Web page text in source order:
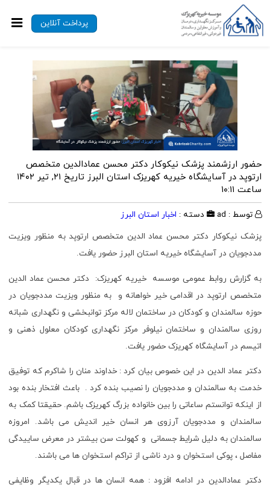
پرداخت آنلاین
حضور ارزشمند پزشک نیکوکار دکتر محسن عمادالدین متخصص
ارتوپد در آسایشگاه خیریه کهریزک استان البرز
تاریخ ۲۱, تیر ۱۴۰۲
ساعت ۱۰:۱۱
توسط : ad دسته : اخبار استان البرز
پزشک نیکوکار دکتر محسن عماد الدین متخصص ارتوپد به منظور ویزیت
مددجویان در آسایشگاه خیریه استان البرز حضور یافت.
به گزارش روابط عمومی موسسه خیریه کهریزک: دکتر محسن عماد الدین
متخصص ارتوپد در اقدامی خیر خواهانه و به منظور ویزیت مددجویان در
حوزه سالمندان و کودکان در ساختمان لاله مرکز توانبخشی و نگهداری شبانه
روزی سالمندان و ساختمان نیلوفر مرکز نگهداری کودکان معلول ذهنی و
اتیسم در آسایشگاه کهریزک حضور یافت.
دکتر عماد الدین در این خصوص بیان کرد : خداوند منان را شاکرم که توفیق
خدمت به سالمندان و مددجویان را نصیب بنده کرد . باعث افتخار بنده بود
از اینکه توانستم ساعاتی را بین خانواده بزرگ کهریزک باشم. حقیقتا کمک به
سالمندان و مددجویان آرزوی هر انسان خیر اندیش می باشد. امروزه
سالمندان به دلیل شرایط جسمانی و کهولت سن بیشتر در معرض ساییدگی
مفاصل ، پوکی استخوان و درد ناشی از تراکم استخوان ها می باشند.
دکتر عمادالدین در ادامه افزود : همه انسان ها در قبال یکدیگر وظایفی